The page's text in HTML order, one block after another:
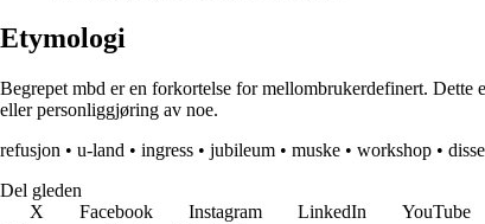
Etymologi
Begrepet mbd er en forkortelse for mellombrukerdefinert. Dette
eller personliggjøring av noe.
refusjon • u-land • ingress • jubileum • muske • workshop •
Del gleden
X
Facebook Instagram LinkedIn YouTube